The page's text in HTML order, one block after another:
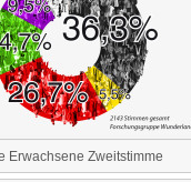
Erwachsene Zweitstimme